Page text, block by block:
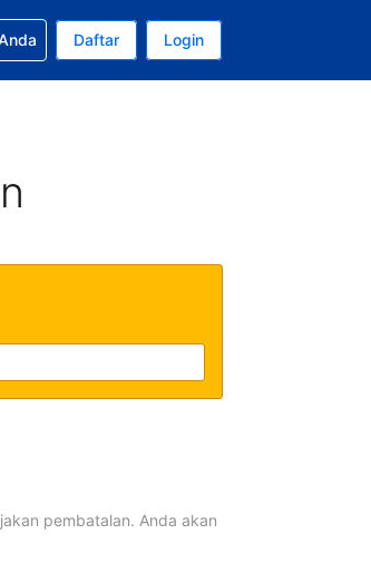
ini adalah Rupiah Indonesia
saat ini adalah Bahasa Indonesia
pemesanan Anda
Daftar Login
pembatalan. Anda akan